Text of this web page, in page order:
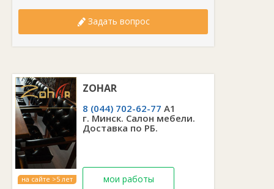
Задать вопрос
на сайте >5 лет
ZOHAR
8 (044) 702-62-77 А1
г. Минск. Салон мебели.
Доставка по РБ.
мои работы